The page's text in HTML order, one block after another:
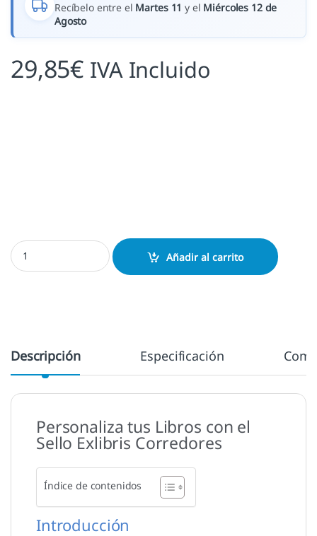
Recíbelo entre el Martes 11 y el Miércoles 12 de
Agosto
29,85€ IVA Incluido
Exlibris Corredores cantidad
Añadir al carrito
Descripción Especificación
Personaliza tus Libros con el
Sello Exlibris Corredores
Índice de contenidos
Introducción